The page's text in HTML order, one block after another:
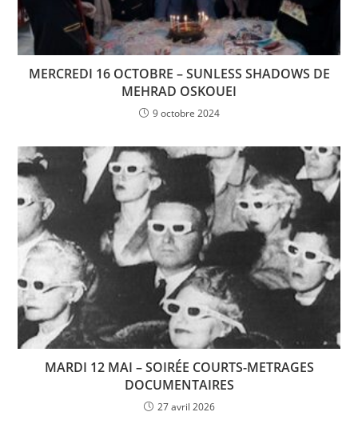
MERCREDI 16 OCTOBRE – SUNLESS SHADOWS DE
MEHRAD OSKOUEI
9 octobre 2024
MARDI 12 MAI – SOIRÉE COURTS-METRAGES
DOCUMENTAIRES
27 avril 2026